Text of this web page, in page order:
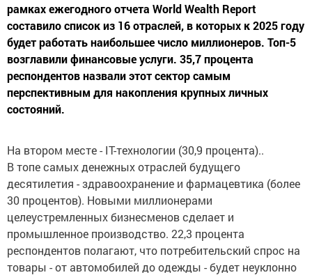
рамках ежегодного отчета World Wealth Report
составило список из 16 отраслей, в которых к 2025 году
будет работать наибольшее число миллионеров. Топ-5
возглавили финансовые услуги. 35,7 процента
респондентов назвали этот сектор самым
перспективным для накопления крупных личных
состояний.
На втором месте - IT-технологии (30,9 процента)..
В топе самых денежных отраслей будущего
десятилетия - здравоохранение и фармацевтика (более
30 процентов). Новыми миллионерами
целеустремленных бизнесменов сделает и
промышленное производство. 22,3 процента
респондентов полагают, что потребительский спрос на
товары - от автомобилей до одежды - будет неуклонно